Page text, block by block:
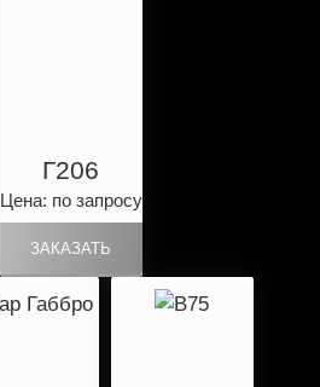
Г206
Цена: по запросу